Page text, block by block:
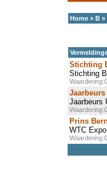
Home » B »
Stichting
Stichting
Jaarbeurs
Prins
WTC